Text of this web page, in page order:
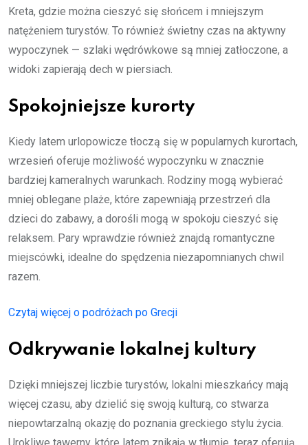
Kreta, gdzie można cieszyć się słońcem i mniejszym
natężeniem turystów. To również świetny czas na aktywny
wypoczynek — szlaki wędrówkowe są mniej zatłoczone, a
widoki zapierają dech w piersiach.
Spokojniejsze kurorty
Kiedy latem urlopowicze tłoczą się w popularnych kurortach,
wrzesień oferuje możliwość wypoczynku w znacznie
bardziej kameralnych warunkach. Rodziny mogą wybierać
mniej oblegane plaże, które zapewniają przestrzeń dla
dzieci do zabawy, a dorośli mogą w spokoju cieszyć się
relaksem. Pary wprawdzie również znajdą romantyczne
miejscówki, idealne do spędzenia niezapomnianych chwil
razem.
Czytaj więcej o podróżach po Grecji
Odkrywanie lokalnej kultury
Dzięki mniejszej liczbie turystów, lokalni mieszkańcy mają
więcej czasu, aby dzielić się swoją kulturą, co stwarza
niepowtarzalną okazję do poznania greckiego stylu życia.